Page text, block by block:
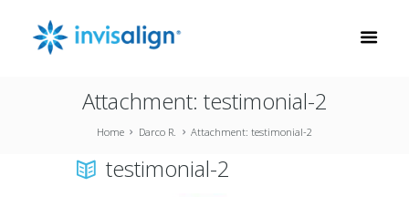
Attachment: testimonial-2
Home Darco R. Attachment: testimonial-2
testimonial-2